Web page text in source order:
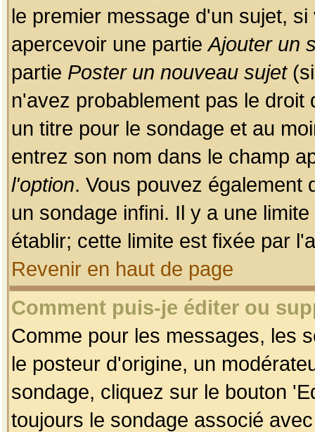
le premier message d'un sujet,
apercevoir une partieAjouter un
partie Poster un nouveau sujet(si
n'avez probablement pas le
un titre pour le sondage et au
entrez son nom dans le champ
l'option. Vous pouvez également
un sondage infini. Il y a une
établir; cette limite est fixée par
Revenir en haut de page
Comment puis-je éditer ou
Comme pour les messages, les
le posteur d'origine, un
sondage, cliquez sur le bouton
toujours le sondage associé